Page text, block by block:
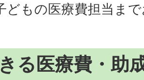
どもの医療費担当ま
る医療費・助